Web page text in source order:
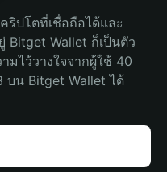
ริปโตที่เชื่อถือได้และ
Bitget Wallet ก็เป็นตัว
ไว้วางใจจากผู้ใช้ 40
น Bitget Wallet ได้